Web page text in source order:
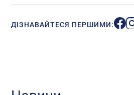
ДІЗНАВАЙТЕСЯ ПЕРШИМИ: